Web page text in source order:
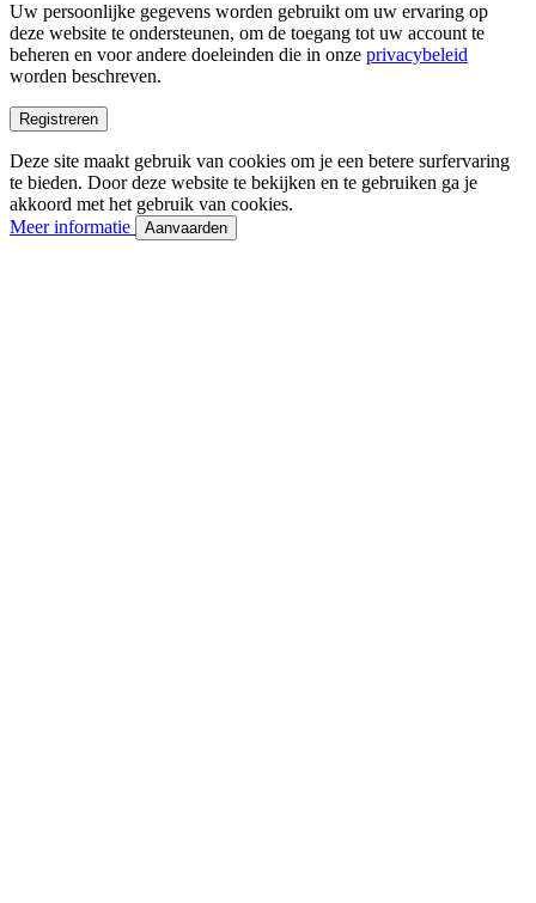
Uw persoonlijke gegevens worden gebruikt om uw ervaring op
deze website te ondersteunen, om de toegang tot uw account te
beheren en voor andere doeleinden die in onze privacybeleid
worden beschreven.
Registreren
Deze site maakt gebruik van cookies om je een betere surfervaring
te bieden. Door deze website te bekijken en te gebruiken ga je
akkoord met het gebruik van cookies.
Meer informatie
Aanvaarden